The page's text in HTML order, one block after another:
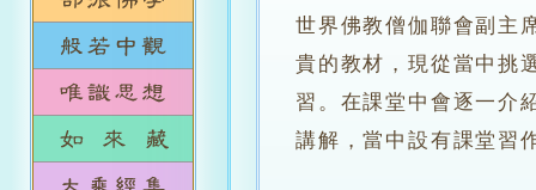
世界佛教僧伽聯會副主
貴的教材，現從當中挑
習。在課堂中會逐一介
講解，當中設有課堂習